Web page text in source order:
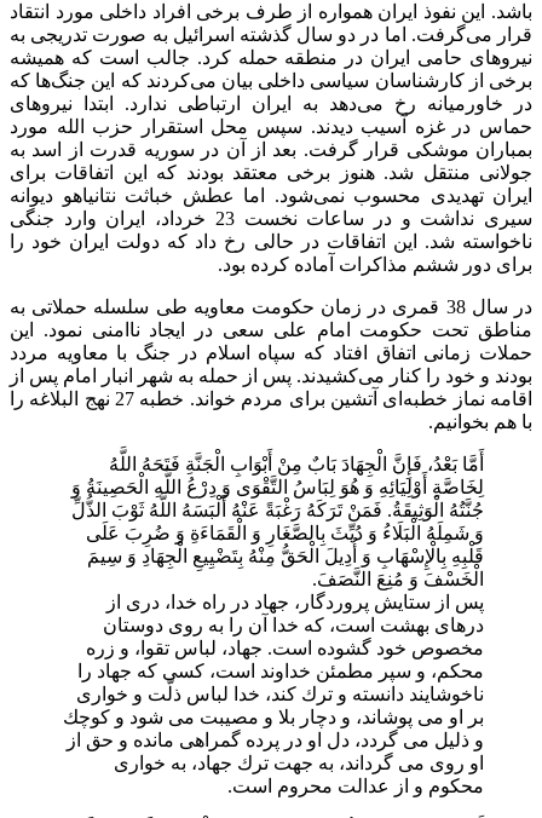
باشد. این نفوذ ایران همواره از طرف برخی افراد داخلی مورد انتقاد
قرار می‌گرفت. اما در دو سال گذشته اسرائیل به صورت تدریجی به
نیروهای حامی ایران در منطقه حمله کرد. جالب است که همیشه
برخی از کارشناسان سیاسی داخلی بیان می‌کردند که این جنگ‌ها که
در خاورمیانه رخ می‌دهد به ایران ارتباطی ندارد. ابتدا نیروهای
حماس در غزه آسیب دیدند. سپس محل استقرار حزب الله مورد
بمباران موشکی قرار گرفت. بعد از آن در سوریه قدرت از اسد به
جولانی منتقل شد. هنوز برخی معتقد بودند که این اتفاقات برای
ایران تهدیدی محسوب نمی‌شود. اما عطش خباثت نتانیاهو دیوانه
سیری نداشت و در ساعات نخست 23 خرداد، ایران وارد جنگی
ناخواسته شد. این اتفاقات در حالی رخ داد که دولت ایران خود را
برای دور ششم مذاکرات آماده کرده بود.
در سال 38 قمری در زمان حکومت معاویه طی سلسله حملاتی به
مناطق تحت حکومت امام علی سعی در ایجاد ناامنی نمود. این
حملات زمانی اتفاق افتاد که سپاه اسلام در جنگ با معاویه مردد
بودند و خود را کنار می‌کشیدند. پس از حمله به شهر انبار امام پس از
اقامه نماز خطبه‌ای آتشین برای مردم خواند. خطبه 27 نهج البلاغه را
با هم بخوانیم.
أَمَّا بَعْدُ، فَإِنَّ الْجِهَادَ بَابٌ مِنْ أَبْوَابِ الْجَنَّةِ فَتَحَهُ اللَّهُ
لِخَاصَّةِ أَوْلِيَائِهِ وَ هُوَ لِبَاسُ التَّقْوَى وَ دِرْعُ اللَّهِ الْحَصِينَةُ وَ
جُنَّتُهُ الْوَثِيقَةُ. فَمَنْ تَرَكَهُ رَغْبَةً عَنْهُ أَلْبَسَهُ اللَّهُ ثَوْبَ الذُّلِّ
وَ شَمِلَهُ الْبَلَاءُ وَ دُيِّثَ بِالصَّغَارِ وَ الْقَمَاءَةِ وَ ضُرِبَ عَلَى
قَلْبِهِ بِالْإِسْهَابِ وَ أُدِيلَ الْحَقُّ مِنْهُ بِتَضْيِيعِ الْجِهَادِ وَ سِيمَ
الْخَسْفَ وَ مُنِعَ النَّصَفَ.
پس از ستايش پروردگار، جهاد در راه خدا، درى از
درهاى بهشت است، كه خدا آن را به روى دوستان
مخصوص خود گشوده است. جهاد، لباس تقوا، و زره
محكم، و سپر مطمئن خداوند است، كسى كه جهاد را
ناخوشايند دانسته و ترك كند، خدا لباس ذلّت و خوارى
بر او مى پوشاند، و دچار بلا و مصيبت مى شود و كوچك
و ذليل مى گردد، دل او در پرده گمراهى مانده و حق از
او روى مى گرداند، به جهت ترك جهاد، به خوارى
محكوم و از عدالت محروم است.